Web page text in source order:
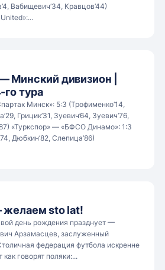
Вабищевич’34, Кравцов’44)
Минский дивизион |
го тура
Минск»: 5:3 (Трофименко’14,
Грицик’31, Зуевич’64, Зуевич’76,
«Туркспор» — «БФСО Динамо»: 1:3
Дюбкин’82, Слепица’86)
желаем sto lat!
день рождения празднует —
Арзамасцев, заслуженный
федерация футбола искренне
говорят поляки:...